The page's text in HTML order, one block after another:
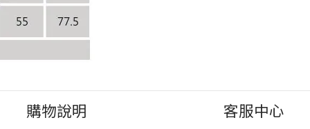
購物說明 客服中心